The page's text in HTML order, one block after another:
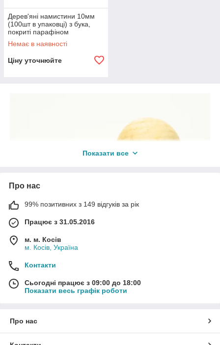
Дерев'яні намистини 10мм
(100шт в упаковці) з бука,
покриті парафіном
Немає в наявності
Ціну уточнюйте
Показати все
Про нас
99% позитивних з 149 відгуків за рік
Працює з 31.05.2016
м. м. Косів
м. Косів, Україна
Контакти
Сьогодні працює з 09:00 до 18:00
Показати весь графік роботи
Про нас